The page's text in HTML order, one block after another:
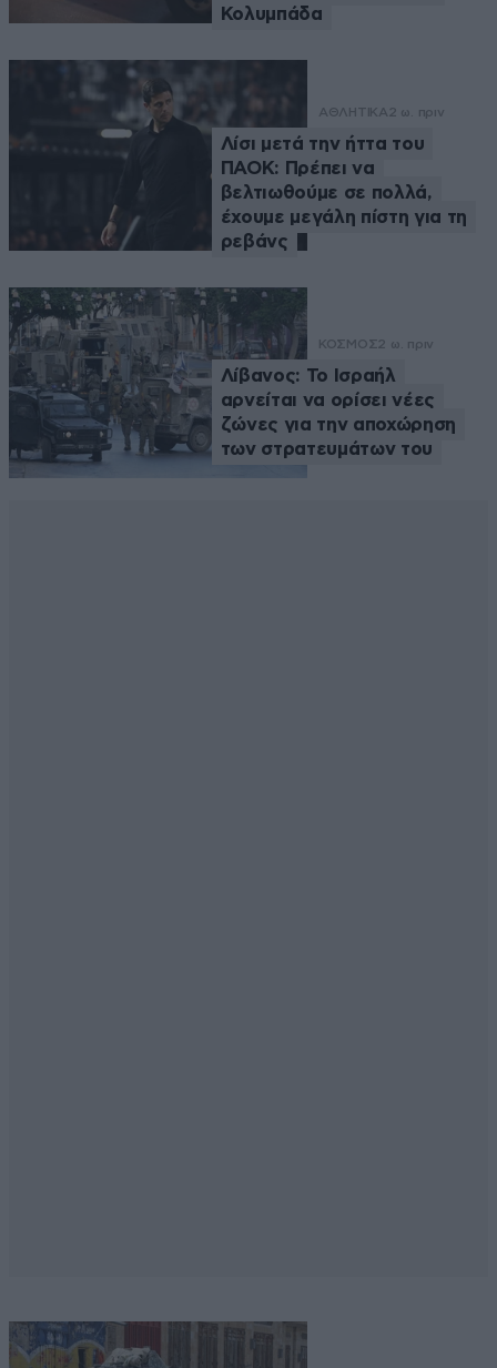
Κολυμπάδα
ΑΘΛΗΤΙΚΑ 2 ω. πριν
Λίσι μετά την ήττα του
ΠΑΟΚ: Πρέπει να
βελτιωθούμε σε πολλά,
έχουμε μεγάλη πίστη για τη
ρεβάνς
ΚΟΣΜΟΣ2 ω. πριν
Λίβανος: Το Ισραήλ
αρνείται να ορίσει νέες
ζώνες για την αποχώρηση
των στρατευμάτων του